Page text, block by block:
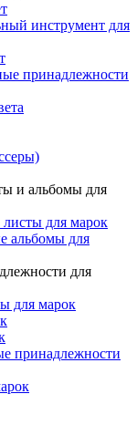
инструмент для
принадлежности
и альбомы для
для марок
альбомы для
для
для марок
принадлежности